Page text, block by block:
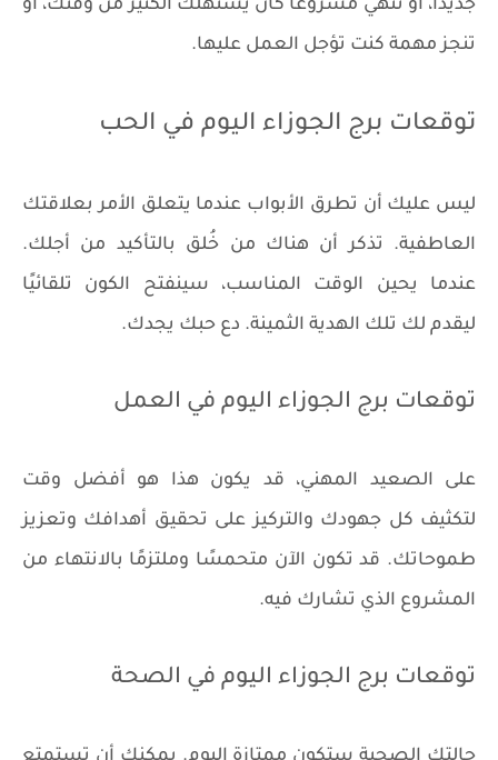
جديدًا، أو تنهي مشروعًا كان يستهلك الكثير من وقتك، أو
تنجز مهمة كنت تؤجل العمل عليها.
توقعات برج الجوزاء اليوم في الحب
ليس عليك أن تطرق الأبواب عندما يتعلق الأمر بعلاقتك
العاطفية. تذكر أن هناك من خُلق بالتأكيد من أجلك.
عندما يحين الوقت المناسب، سينفتح الكون تلقائيًا
ليقدم لك تلك الهدية الثمينة. دع حبك يجدك.
توقعات برج الجوزاء اليوم في العمل
على الصعيد المهني، قد يكون هذا هو أفضل وقت
لتكثيف كل جهودك والتركيز على تحقيق أهدافك وتعزيز
طموحاتك. قد تكون الآن متحمسًا وملتزمًا بالانتهاء من
المشروع الذي تشارك فيه.
توقعات برج الجوزاء اليوم في الصحة